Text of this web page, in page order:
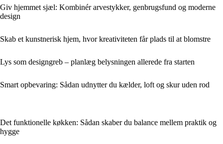
Giv hjemmet sjæl: Kombinér arvestykker, genbrugsfund og moderne
design
Skab et kunstnerisk hjem, hvor kreativiteten får plads til at blomstre
Lys som designgreb – planlæg belysningen allerede fra starten
Smart opbevaring: Sådan udnytter du kælder, loft og skur uden rod
Det funktionelle køkken: Sådan skaber du balance mellem praktik og
hygge